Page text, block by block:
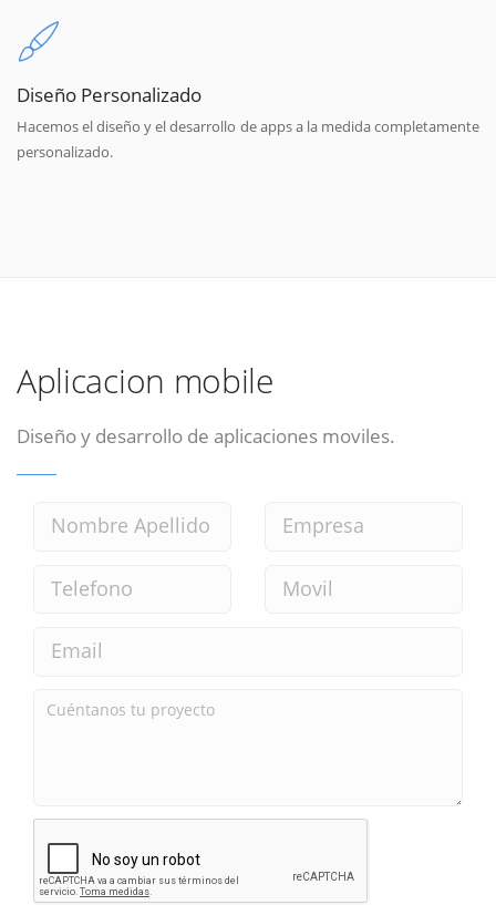
Diseño Personalizado
Hacemos el diseño y el desarrollo de apps a la medida completamente
personalizado.
Aplicacion mobile
Diseño y desarrollo de aplicaciones moviles.